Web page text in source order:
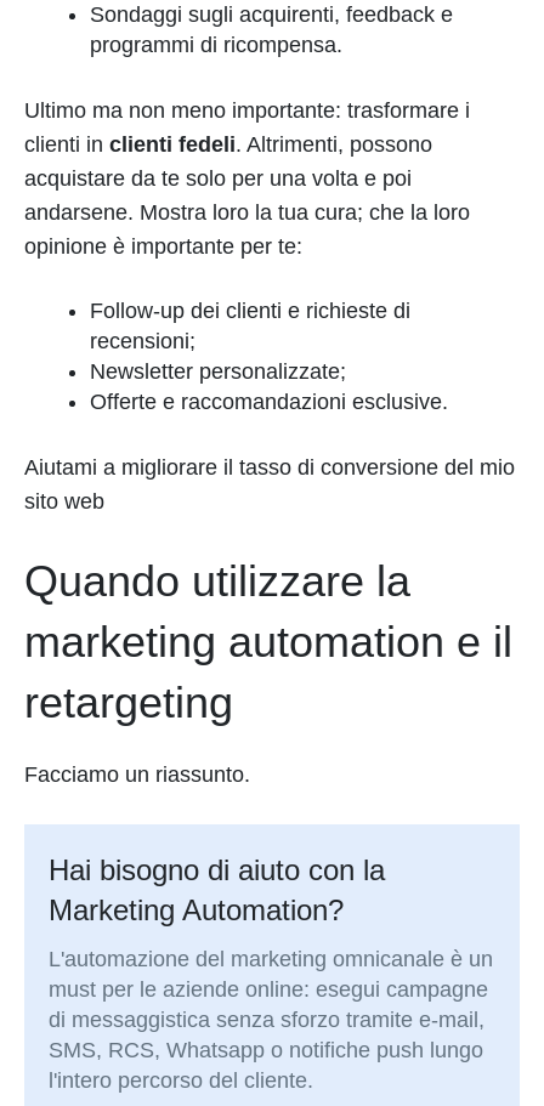
Sondaggi sugli acquirenti, feedback e
programmi di ricompensa.
Ultimo ma non meno importante: trasformare i
clienti in clienti fedeli. Altrimenti, possono
acquistare da te solo per una volta e poi
andarsene. Mostra loro la tua cura; che la loro
opinione è importante per te:
Follow-up dei clienti e richieste di
recensioni;
Newsletter personalizzate;
Offerte e raccomandazioni esclusive.
Aiutami a migliorare il tasso di conversione del mio
sito web
Quando utilizzare la
marketing automation e il
retargeting
Facciamo un riassunto.
Hai bisogno di aiuto con la
Marketing Automation?
L'automazione del marketing omnicanale è un
must per le aziende online: esegui campagne
di messaggistica senza sforzo tramite e-mail,
SMS, RCS, Whatsapp o notifiche push lungo
l'intero percorso del cliente.